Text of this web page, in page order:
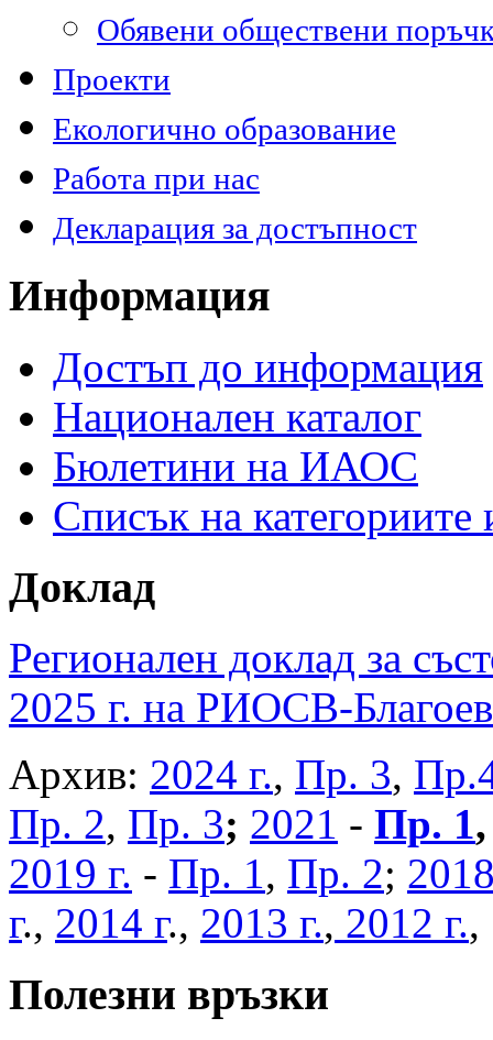
Обявени обществени
Проекти
Екологично образование
Работа при нас
Декларация за достъпност
Информация
Достъп до информация
Национален каталог
Бюлетини на ИАОС
Списък на
Доклад
Регионален доклад за
2025 г. на РИОСВ-
Архив: 2024 г., Пр. 3,
Пр. 2, Пр. 3; 2021 - Пр. 1
2019 г. - Пр. 1, Пр. 2;
г., 2014 г., 2013 г., 2012 г.
Полезни връзки